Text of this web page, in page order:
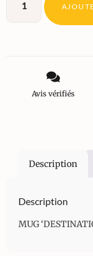
Avis vérifiés
Description
Description
MUG